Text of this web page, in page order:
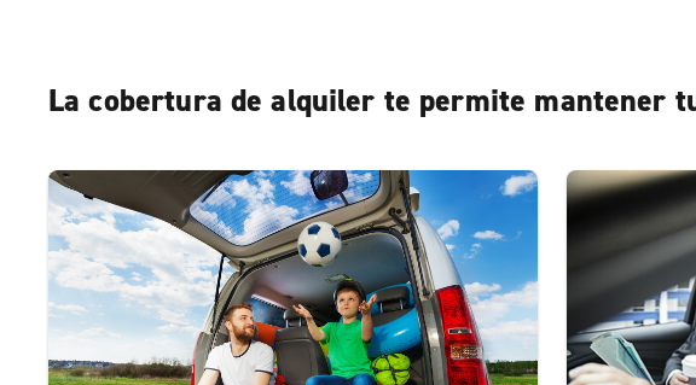
La cobertura de alquiler te permite mantener